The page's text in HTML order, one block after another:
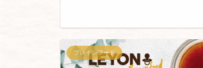
ブレインフード